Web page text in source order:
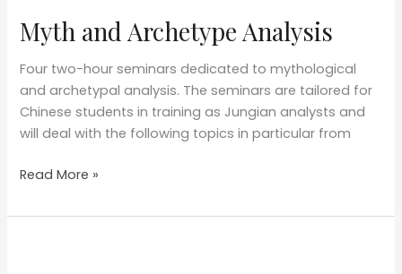
Myth and Archetype Analysis
Four two-hour seminars dedicated to mythological
and archetypal analysis. The seminars are tailored for
Chinese students in training as Jungian analysts and
will deal with the following topics in particular from
Myth
Archetype
Read More »